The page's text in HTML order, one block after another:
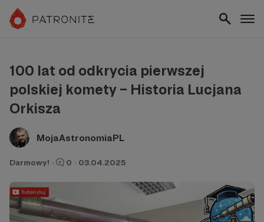
100 lat od odkrycia pierwszej
polskiej komety – Historia Lucjana
Orkisza
MojaAstronomiaPL
Darmowy! · 0 · 03.04.2025